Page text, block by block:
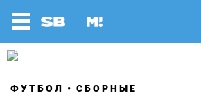
ФУТБОЛ СБОРНЫЕ